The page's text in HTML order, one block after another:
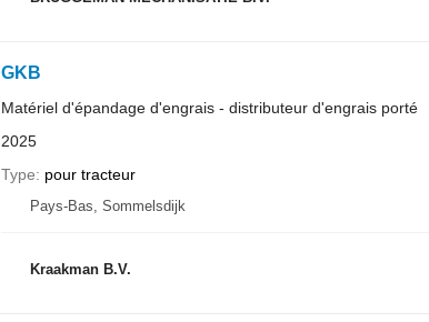
GKB
Matériel d'épandage d'engrais - distributeur d'engrais porté
2025
Type
pour tracteur
Pays-Bas, Sommelsdijk
Kraakman B.V.